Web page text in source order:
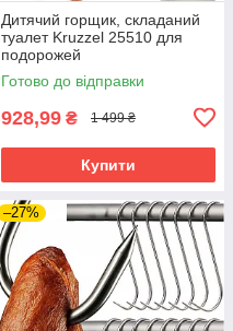
Дитячий горщик, складаний
туалет Kruzzel 25510 для
подорожей
Готово до відправки
928,99 ₴ 1 499 ₴
Купити
–27%